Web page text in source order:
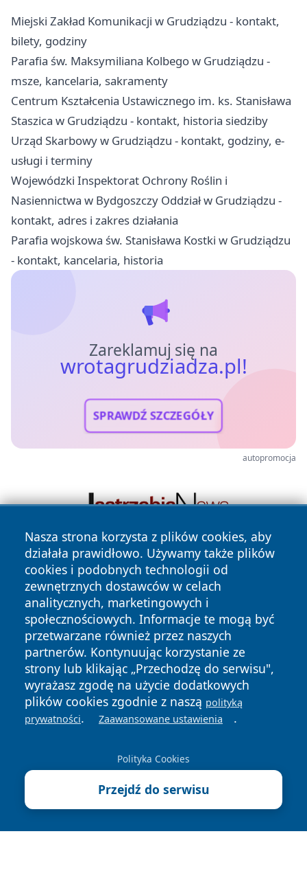
Miejski Zakład Komunikacji w Grudziądzu - kontakt,
bilety, godziny
Parafia św. Maksymiliana Kolbego w Grudziądzu -
msze, kancelaria, sakramenty
Centrum Kształcenia Ustawicznego im. ks. Stanisława
Staszica w Grudziądzu - kontakt, historia siedziby
Urząd Skarbowy w Grudziądzu - kontakt, godziny, e-
usługi i terminy
Wojewódzki Inspektorat Ochrony Roślin i
Nasiennictwa w Bydgoszczy Oddział w Grudziądzu -
kontakt, adres i zakres działania
Parafia wojskowa św. Stanisława Kostki w Grudziądzu
- kontakt, kancelaria, historia
Zareklamuj się na
wrotagrudziadza.pl!
SPRAWDŹ SZCZEGÓŁY
autopromocja
Nasza strona korzysta z plików cookies, aby
działała prawidłowo. Używamy także plików
cookies i podobnych technologii od
zewnętrznych dostawców w celach
analitycznych, marketingowych i
społecznościowych. Informacje te mogą być
przetwarzane również przez naszych
partnerów. Kontynuując korzystanie ze
strony lub klikając „Przechodzę do serwisu",
wyrażasz zgodę na użycie dodatkowych
plików cookies zgodnie z naszą polityką
prywatności. Zaawansowane ustawienia .
Polityka Cookies
Przejdź do serwisu
Copyright © 2026 wrotagrudziadza.pl Wszystkie prawa
zastrzeżone.
News Autorzy
Polityka
Prywatności
Polityka
Cookies